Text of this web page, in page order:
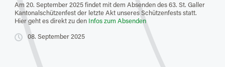
Am 20. September 2025 findet mit dem Absenden des 63. St. Galler
Kantonalschützenfest der letzte Akt unseres Schützenfests statt.
Hier geht es direkt zu den
Infos zum Absenden
08. September 2025